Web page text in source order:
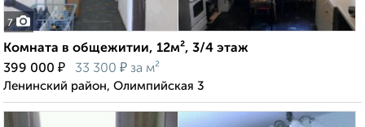
7
Комната в общежитии, 12м², 3/4 этаж
399 000 ₽ 33 300 ₽ за м²
Ленинский район, Олимпийская 3